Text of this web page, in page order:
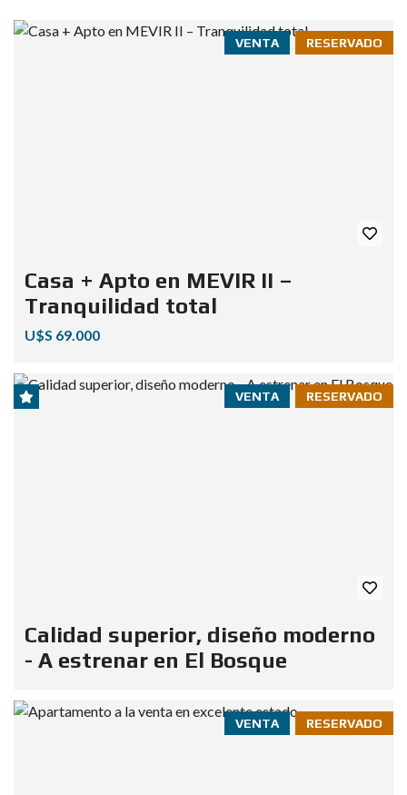
RESERVADO
VENTA
Casa + Apto en MEVIR II –
Tranquilidad total
U$S 69.000
RESERVADO
VENTA
Calidad superior, diseño moderno
- A estrenar en El Bosque
RESERVADO
VENTA